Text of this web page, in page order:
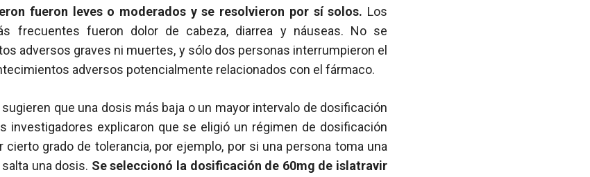
fueron leves o moderados y se resolvieron por sí solos. Los
frecuentes fueron dolor de cabeza, diarrea y náuseas. No se
adversos graves ni muertes, y sólo dos personas interrumpieron el
adversos potencialmente relacionados con el fármaco.
que una dosis más baja o un mayor intervalo de dosificación
investigadores explicaron que se eligió un régimen de dosificación
cierto grado de tolerancia, por ejemplo, por si una persona toma una
una dosis. Se seleccionó la dosificación de 60mg de islatravir